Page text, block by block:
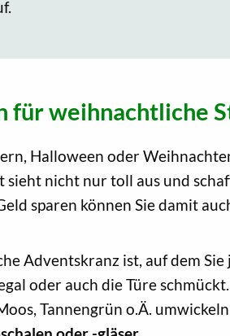
für weihnachtliche
Halloween oder
sieht nicht nur toll aus und
sparen können Sie damit
Adventskranz ist, auf dem
oder auch die Türe
Tannengrün o.Ä.